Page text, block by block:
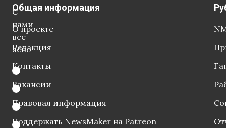
С
нами
все
ясно
Общая информация
О проекте
Редакция
Контакты
Вакансии
Правовая информация
Поддержать NewsMaker на Patreon